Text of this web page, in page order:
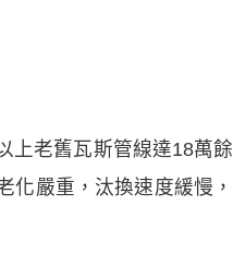
上老舊瓦斯管線達18萬餘
化嚴重，汰換速度緩慢，